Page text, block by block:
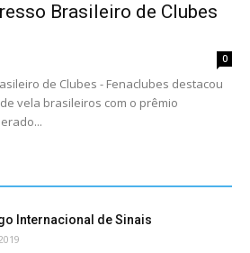
Brasileiro de Clubes
0
de Clubes - Fenaclubes destacou
vela brasileiros com o prêmio
Internacional de Sinais